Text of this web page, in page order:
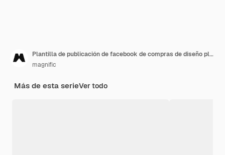
Plantilla de publicación de facebook de compras de diseño plano
magnific
Más de esta serieVer todo